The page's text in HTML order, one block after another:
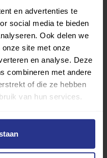
en advertenties te
social media te bieden
Ook delen we
site met onze
en analyse. Deze
combineren met andere
of die ze hebben
van hun services.
onze Sportzoeker
sport of activiteit.